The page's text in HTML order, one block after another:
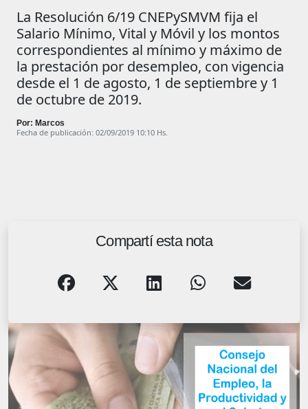
La Resolución 6/19 CNEPySMVM fija el
Salario Mínimo, Vital y Móvil y los montos
correspondientes al mínimo y máximo de
la prestación por desempleo, con vigencia
desde el 1 de agosto, 1 de septiembre y 1
de octubre de 2019.
Por: Marcos
Fecha de publicación: 02/09/2019 10:10 Hs.
Compartí esta nota